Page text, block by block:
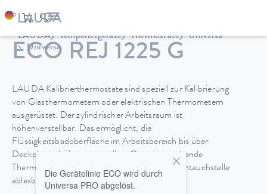
LAUDA Temperiergeräte Thermostate
Universa
Universa
ECO REJ 1225 G
LAUDA Kalibrierthermostate sind speziell zur Kalibrierung
von Glasthermometern oder elektrischen Thermometern
ausgerüstet. Der zylindrischer Arbeitsraum ist
höhenverstellbar. Das ermöglicht, die
Flüssigkeitsbadoberfläche im Arbeitsbereich bis über
Deckplattenhöhe zu verstellen. Ganz eintauchende
Thermometer sind somit unmittelbar an der Eintauchstelle
ablesbar.
Die Gerätelinie ECO wird durch
Universa PRO abgelöst.